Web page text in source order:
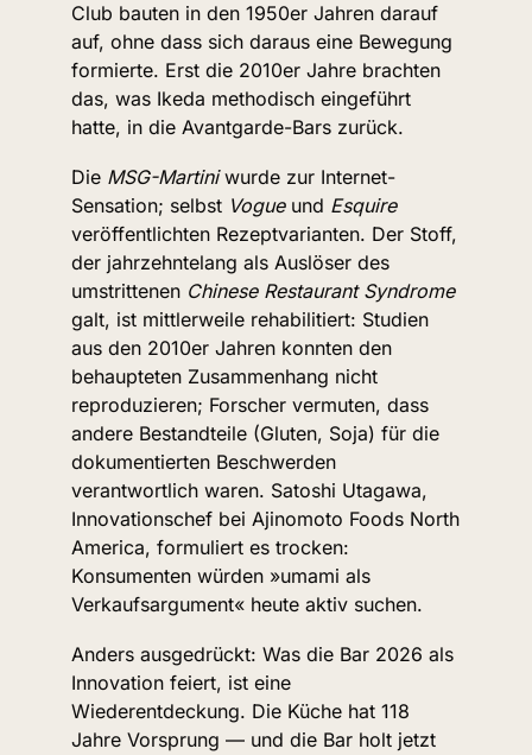
Club bauten in den 1950er Jahren darauf
auf, ohne dass sich daraus eine Bewegung
formierte. Erst die 2010er Jahre brachten
das, was Ikeda methodisch eingeführt
hatte, in die Avantgarde-Bars zurück.
Die MSG-Martini wurde zur Internet-
Sensation; selbst Vogue und Esquire
veröffentlichten Rezeptvarianten. Der Stoff,
der jahrzehntelang als Auslöser des
umstrittenen Chinese Restaurant Syndrome
galt, ist mittlerweile rehabilitiert: Studien
aus den 2010er Jahren konnten den
behaupteten Zusammenhang nicht
reproduzieren; Forscher vermuten, dass
andere Bestandteile (Gluten, Soja) für die
dokumentierten Beschwerden
verantwortlich waren. Satoshi Utagawa,
Innovationschef bei Ajinomoto Foods North
America, formuliert es trocken:
Konsumenten würden »umami als
Verkaufsargument« heute aktiv suchen.
Anders ausgedrückt: Was die Bar 2026 als
Innovation feiert, ist eine
Wiederentdeckung. Die Küche hat 118
Jahre Vorsprung — und die Bar holt jetzt